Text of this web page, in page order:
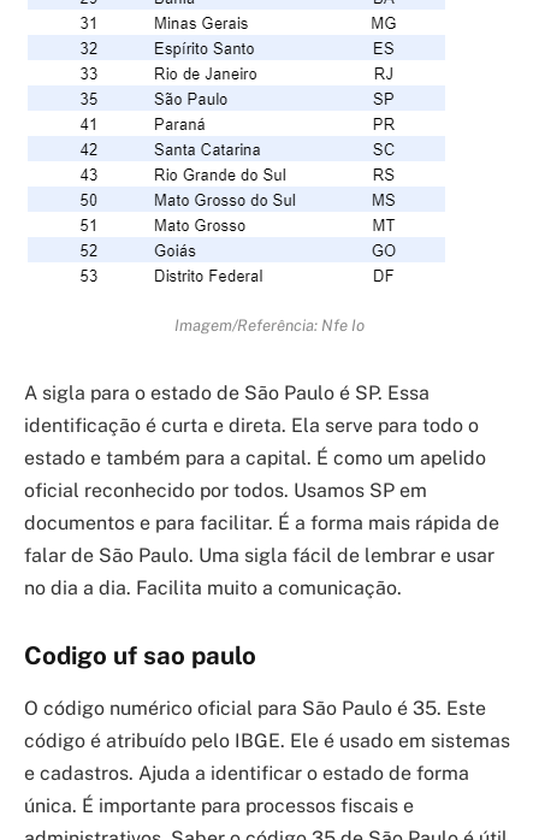
Imagem/Referência: Nfe Io
A sigla para o estado de São Paulo é SP. Essa
identificação é curta e direta. Ela serve para todo o
estado e também para a capital. É como um apelido
oficial reconhecido por todos. Usamos SP em
documentos e para facilitar. É a forma mais rápida de
falar de São Paulo. Uma sigla fácil de lembrar e usar
no dia a dia. Facilita muito a comunicação.
Codigo uf sao paulo
O código numérico oficial para São Paulo é 35. Este
código é atribuído pelo IBGE. Ele é usado em sistemas
e cadastros. Ajuda a identificar o estado de forma
única. É importante para processos fiscais e